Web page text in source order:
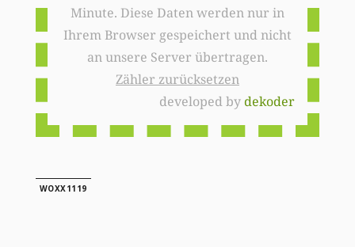
Minute. Diese Daten werden nur in
Ihrem Browser gespeichert und nicht
an unsere Server übertragen.
Zähler zurücksetzen
developed bydekoder
WOXX1119